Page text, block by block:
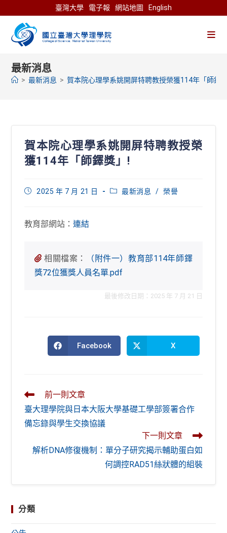
to
content
臺灣大學 電子報 網站地圖 English
最新消息
> 最新消息 > 賀本院心理學系姚開屏特聘教授榮獲114年「師鐸
賀本院心理學系姚開屏特聘教授榮
獲114年「師鐸獎」!
Post2025 年 7 月 21 日
Post最新消息 / 榮譽
教育部網站：連結
相關檔案：
（附件一）教育部114年師鐸
獎72位獲獎人員名單.pdf
最後修改日期：2025 年 7 月 21 日
Opens
in
Facebook
Opens
in
X
Read
more
articles
前一則文章
臺大理學院與日本大阪大學基礎工學部簽署合作
備忘錄與學生交換協議
下一則文章
解析DNA修復機制：單分子研究揭示輔助蛋白如
何調控RAD51絲狀體的組裝
分類